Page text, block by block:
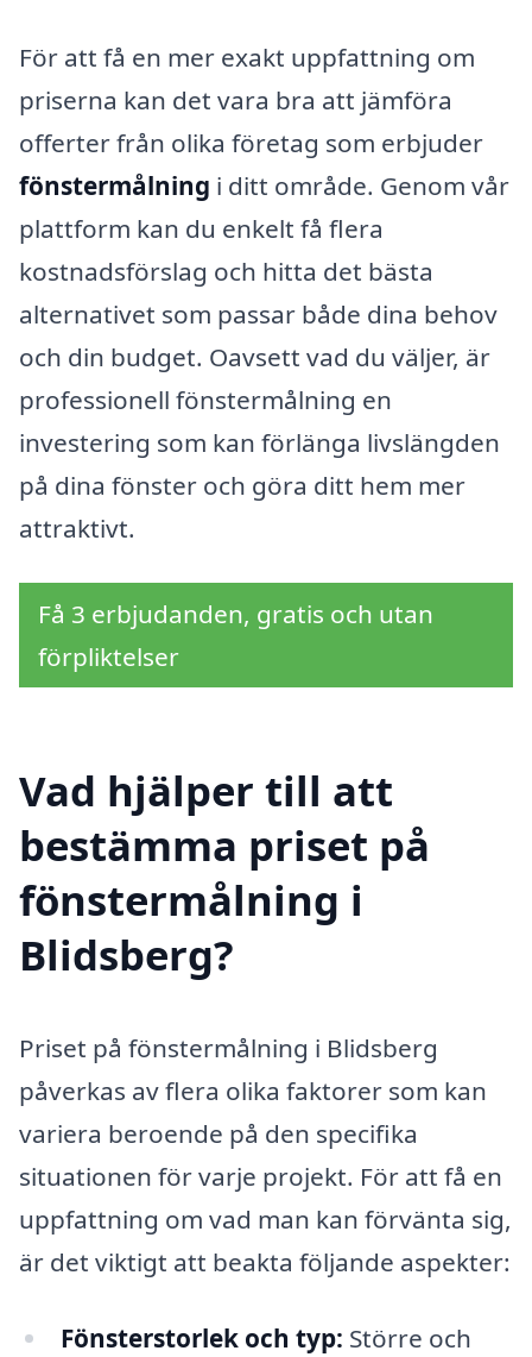
För att få en mer exakt uppfattning om
priserna kan det vara bra att jämföra
offerter från olika företag som erbjuder
fönstermålning i ditt område. Genom vår
plattform kan du enkelt få flera
kostnadsförslag och hitta det bästa
alternativet som passar både dina behov
och din budget. Oavsett vad du väljer, är
professionell fönstermålning en
investering som kan förlänga livslängden
på dina fönster och göra ditt hem mer
attraktivt.
Få 3 erbjudanden, gratis och utan
förpliktelser
Vad hjälper till att
bestämma priset på
fönstermålning i
Blidsberg?
Priset på fönstermålning i Blidsberg
påverkas av flera olika faktorer som kan
variera beroende på den specifika
situationen för varje projekt. För att få en
uppfattning om vad man kan förvänta sig,
är det viktigt att beakta följande aspekter:
Fönsterstorlek och typ: Större och